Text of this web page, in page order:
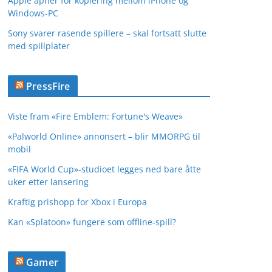
Windows-PC
Sony svarer rasende spillere – skal fortsatt slutte
med spillplater
PressFire
Viste fram «Fire Emblem: Fortune's Weave»
«Palworld Online» annonsert – blir MMORPG til
mobil
«FIFA World Cup»-studioet legges ned bare åtte
uker etter lansering
Kraftig prishopp for Xbox i Europa
Kan «Splatoon» fungere som offline-spill?
Gamer